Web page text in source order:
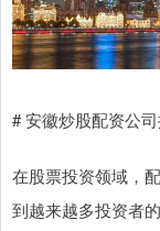
# 安徽炒股配资公
在股票投资领域，
到越来越多投资者